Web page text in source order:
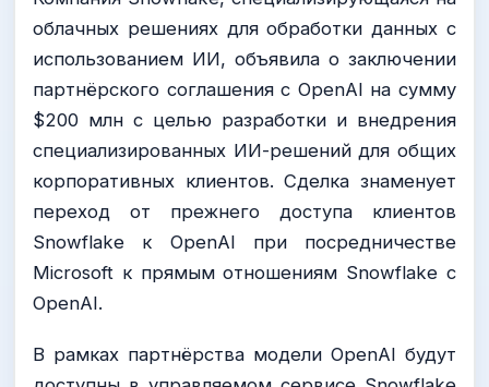
облачных решениях для обработки данных с
использованием ИИ, объявила о заключении
партнёрского соглашения с OpenAI на сумму
$200 млн с целью разработки и внедрения
специализированных ИИ-решений для общих
корпоративных клиентов. Сделка знаменует
переход от прежнего доступа клиентов
Snowflake к OpenAI при посредничестве
Microsoft к прямым отношениям Snowflake с
OpenAI.
В рамках партнёрства модели OpenAI будут